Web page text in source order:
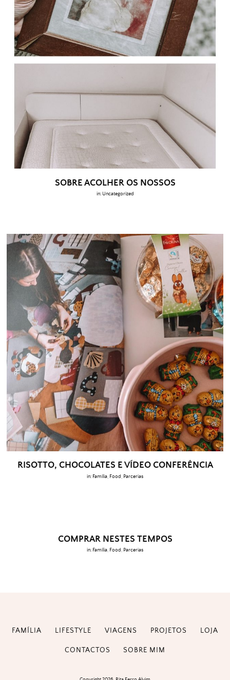
SOBRE ACOLHER OS NOSSOS
in: Uncategorized
RISOTTO, CHOCOLATES E VÍDEO CONFERÊNCIA
in: Família Food Parcerias
COMPRAR NESTES TEMPOS
in: Família Food Parcerias
FAMÍLIA LIFESTYLE VIAGENS PROJETOS LOJA
CONTACTOS SOBRE MIM